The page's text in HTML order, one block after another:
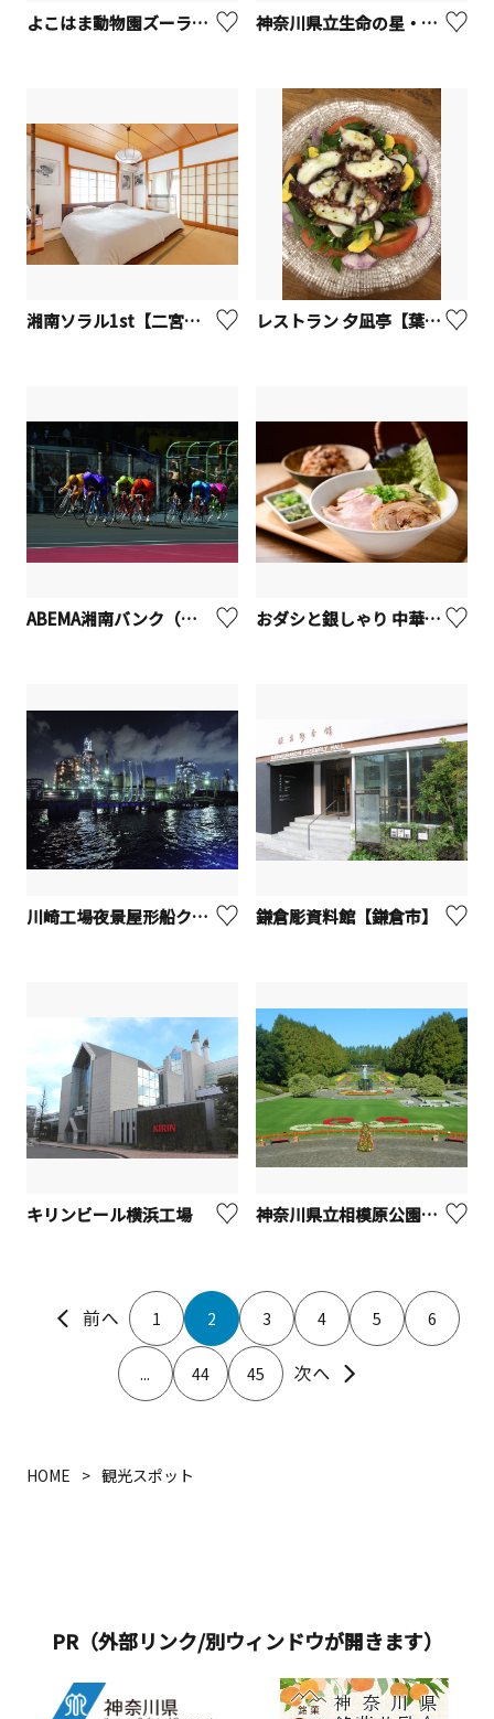
よこはま動物園ズーラシア【横浜市】 神奈川県立生命の星・地球博物館
湘南ソラル1st【二宮町】 レストラン 夕凪亭【葉山町】
ABEMA湘南バンク（平塚競輪場） おダシと銀しゃり 中華そば 新た【平塚市】
川崎工場夜景屋形船クルーズ 鎌倉彫資料館【鎌倉市】
キリンビール横浜工場 神奈川県立相模原公園【相模原市】
1 2 3 4 5 6
... 44 45
HOME 観光スポット
PR（外部リンク/別ウィンドウが開きます）